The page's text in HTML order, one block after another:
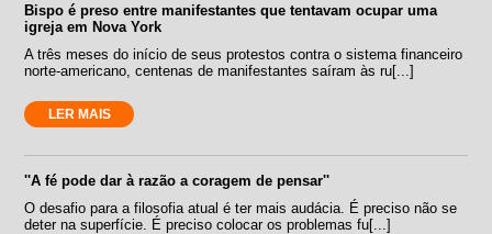
Bispo é preso entre manifestantes que tentavam ocupar uma
igreja em Nova York
A três meses do início de seus protestos contra o sistema financeiro
norte-americano, centenas de manifestantes saíram às ru[...]
LER MAIS
''A fé pode dar à razão a coragem de pensar''
O desafio para a filosofia atual é ter mais audácia. É preciso não se
deter na superfície. É preciso colocar os problemas fu[...]